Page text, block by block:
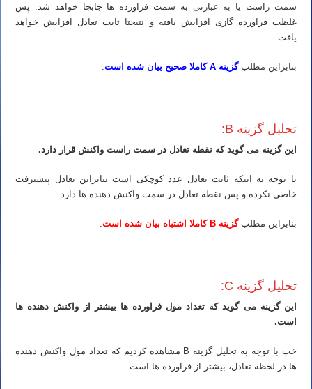
سمت راست یا به عبارتی به سمت فراورده ها جابجا خواهد شد. پس
غلظت فراورده گازی افزایش یافته و نتیجتا ثابت تعادل افزایش خواهد
یافت.
بنابراین مطلبگزینه A کاملا صحیح بیان شده است
تحلیل گزینه B:
این گزینه می گوید که نقطه تعادل در سمت راست واکنش قرار دارد.
با توجه به اینکه ثابت تعادل عدد کوچکی است بنابراین تعادل پیشنرفت
خاصی نکرده و پس نقطه تعادل در سمت واکنش دهنده ها دارد.
بنابراین مطلبگزینه B کاملا اشتباه بیان شده است
تحلیل گزینه C:
این گزینه می گوید که تعداد مول فراورده ها بیشتر از واکنش دهنده ها
است.
خب با توجه به تحلیل گزینه B مشاهده کردیم که تعداد مول واکنش دهنده
ها در لحظه تعادل، بیشتر از فراورده ها است.